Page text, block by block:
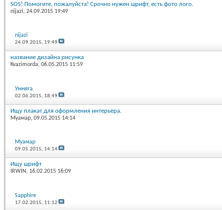
SOS! Помогите, пожалуйста! Срочно нужен шрифт, есть фото лого.
nijazi, 24.09.2015 19:49
nijazi
24.09.2015, 19:49
название дизайна рисунка
Kvazimorda, 06.05.2015 11:59
Умняга
02.06.2015, 18:49
Ищу плакат для оформления интерьера.
Муамар, 09.05.2015 14:14
Муамар
09.05.2015, 14:14
Ищу шрифт
IRWIN , 16.02.2015 16:09
Sapphire
17.02.2015, 11:12